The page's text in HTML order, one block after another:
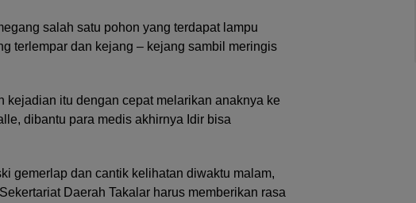
salah satu pohon yang terdapat lampu
terlempar dan kejang – kejang sambil meringis
kejadian itu dengan cepat melarikan anaknya ke
dibantu para medis akhirnya Idir bisa
gemerlap dan cantik kelihatan diwaktu malam,
Daerah Takalar harus memberikan rasa